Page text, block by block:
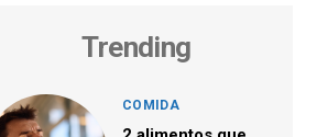
Trending
COMIDA